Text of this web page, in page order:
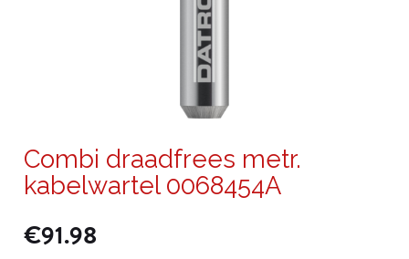
Combi draadfrees metr.
kabelwartel 0068454A
€91.98